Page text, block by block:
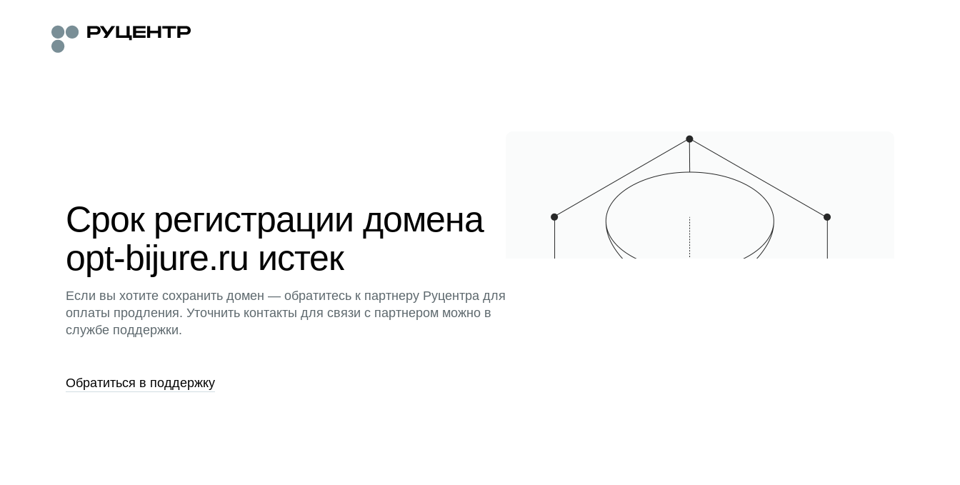
Срок регистрации домена
opt-bijure.ru истек
Если вы хотите сохранить домен — обратитесь к партнеру Руцентра для
оплаты продления. Уточнить контакты для связи с партнером можно в
службе поддержки.
Обратиться в поддержку